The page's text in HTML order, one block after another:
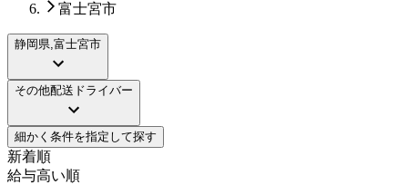
富士宮市
静岡県,富士宮市
その他配送ドライバー
細かく条件を指定して探す
新着順
給与高い順